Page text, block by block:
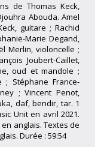
de Thomas Keck,
Abouda. Amel
guitare ; Rachid
Marie Degand,
Merlin, violoncelle ;
Joubert-Caillet,
oud et mandole ;
; Stéphane France-
; Vincent Penot,
daf, bendir, tar. 1
Unit en avril 2021.
anglais. Textes de
Durée : 59:54